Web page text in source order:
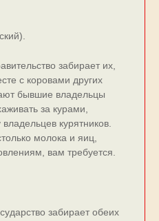
забирает их,
с коровами других
бывшие владельцы
за курами,
курятников.
молока и яиц,
вам требуется.
забирает обеих